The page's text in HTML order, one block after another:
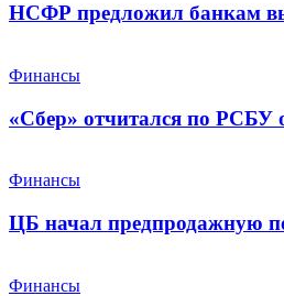
НСФР предложил банкам
Финансы
«Сбер» отчитался по РСБУ
Финансы
ЦБ начал предпродажную
Финансы